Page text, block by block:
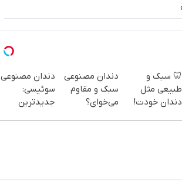
🦷 سبک و
طبیعی مثل
دندان خودت!
دندان مصنوعی
سبک و مقاوم
می‌خوای؟
دندان مصنوعی
سوئیسی:
جدیدترین